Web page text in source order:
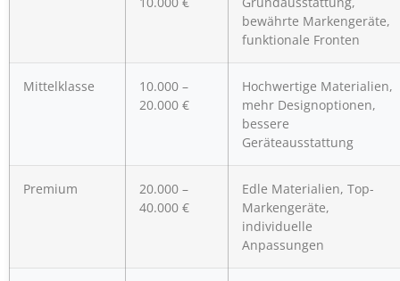
bewährte Markengeräte,
funktionale Fronten
Mittelklasse
10.000 –
20.000 €
Hochwertige Materialien,
mehr Designoptionen,
bessere
Geräteausstattung
Premium
20.000 –
40.000 €
Edle Materialien, Top-
Markengeräte,
individuelle
Anpassungen